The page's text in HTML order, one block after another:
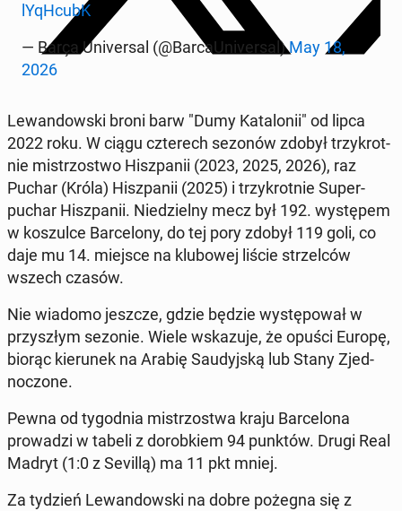
lYqHcubK
— Barça Uni­ver­sal (@Bar­caU­ni­ver­sal)May 18,
2026
Lewandows­ki broni barw "Dumy Kat­alonii" od lipca
2022 roku. W ciągu czterech sezonów zdobył trzykrot­
nie mis­tr­zost­wo Hisz­panii (2023, 2025, 2026), raz
Puchar (Króla) Hisz­panii (2025) i trzykrot­nie Su­per­
puchar Hisz­panii. Niedziel­ny mecz był 192. wys­tępem
w koszulce Barcelony, do tej pory zdobył 119 goli, co
daje mu 14. miejsce na klubowej liście strzel­ców
wszech czasów.
Nie wiadomo jeszcze, gdzie będzie wys­tępował w
przyszłym sezonie. Wiele wskazu­je, że opuści Europę,
biorąc kierunek na Arabię Saudyjską lub Stany Zjed­
noc­zone.
Pewna od ty­god­nia mis­tr­zost­wa kraju Barcelona
prowadzi w tabeli z dorobkiem 94 punktów. Drugi Real
Madryt (1:0 z Sevillą) ma 11 pkt mniej.
Za tydzień Lewandows­ki na dobre pożegna się z